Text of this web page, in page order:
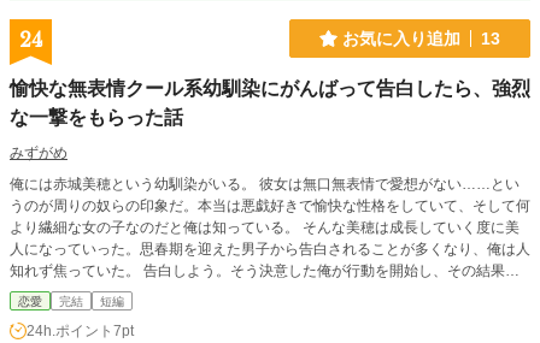
24 お気に入り追加 13
愉快な無表情クール系幼馴染にがんばって告白したら、強烈
な一撃をもらった話
みずがめ
俺には赤城美穂という幼馴染がいる。 彼女は無口無表情で愛想がない……とい
うのが周りの奴らの印象だ。本当は悪戯好きで愉快な性格をしていて、そして何
より繊細な女の子なのだと俺は知っている。 そんな美穂は成長していく度に美
人になっていった。思春期を迎えた男子から告白されることが多くなり、俺は人
知れず焦っていた。 告白しよう。そう決意した俺が行動を開始し、その結果が
恋愛 完結 短編
24h.ポイント 7pt